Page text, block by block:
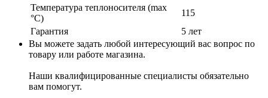
Температура теплоносителя (max
°C)
115
Гарантия
5 лет
Вы можете задать любой интересующий вас вопрос по
товару или работе магазина.
Наши квалифицированные специалисты обязательно
вам помогут.